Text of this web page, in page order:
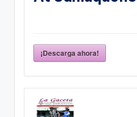
¡Descarga ahora!